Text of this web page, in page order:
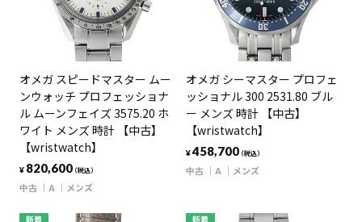
オメガ スピードマスター ムー
ンウォッチ プロフェッショナ
ル ムーンフェイズ 3575.20 ホ
ワイト メンズ 時計 【中古】
【wristwatch】
¥ 820,600（税込）
中古 A メンズ
オメガ シーマスター プロフェ
ッショナル 300 2531.80 ブル
ー メンズ 時計 【中古】
【wristwatch】
¥458,700（税込）
中古 A メンズ
新着 新着